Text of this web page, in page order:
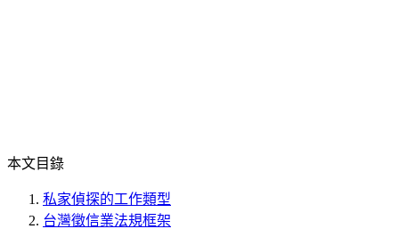
本文目錄
私家偵探的工作類型
台灣徵信業法規框架